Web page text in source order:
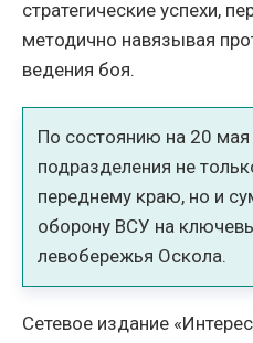
стратегические успехи,
методично навязывая
ведения боя.
По состоянию на 20
подразделения не
переднему краю, но и
оборону ВСУ на
левобережья Оскола.
Сетевое издание